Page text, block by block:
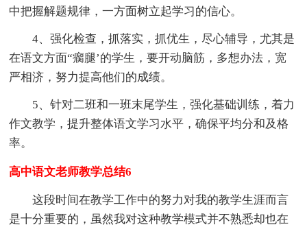
中把握解题规律，一方面树立起学习的信心。
4、强化检查，抓落实，抓优生，尽心辅导，尤其是
在语文方面“瘸腿’的学生，要开动脑筋，多想办法，宽
严相济，努力提高他们的成绩。
5、针对二班和一班末尾学生，强化基础训练，着力
作文教学，提升整体语文学习水平，确保平均分和及格
率。
高中语文老师教学总结6
这段时间在教学工作中的努力对我的教学生涯而言
是十分重要的，虽然我对这种教学模式并不熟悉却也在